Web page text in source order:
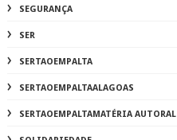
SEGURANÇA
SER
SERTAOEMPALTA
SERTAOEMPALTAALAGOAS
SERTAOEMPALTAMATÉRIA AUTORAL